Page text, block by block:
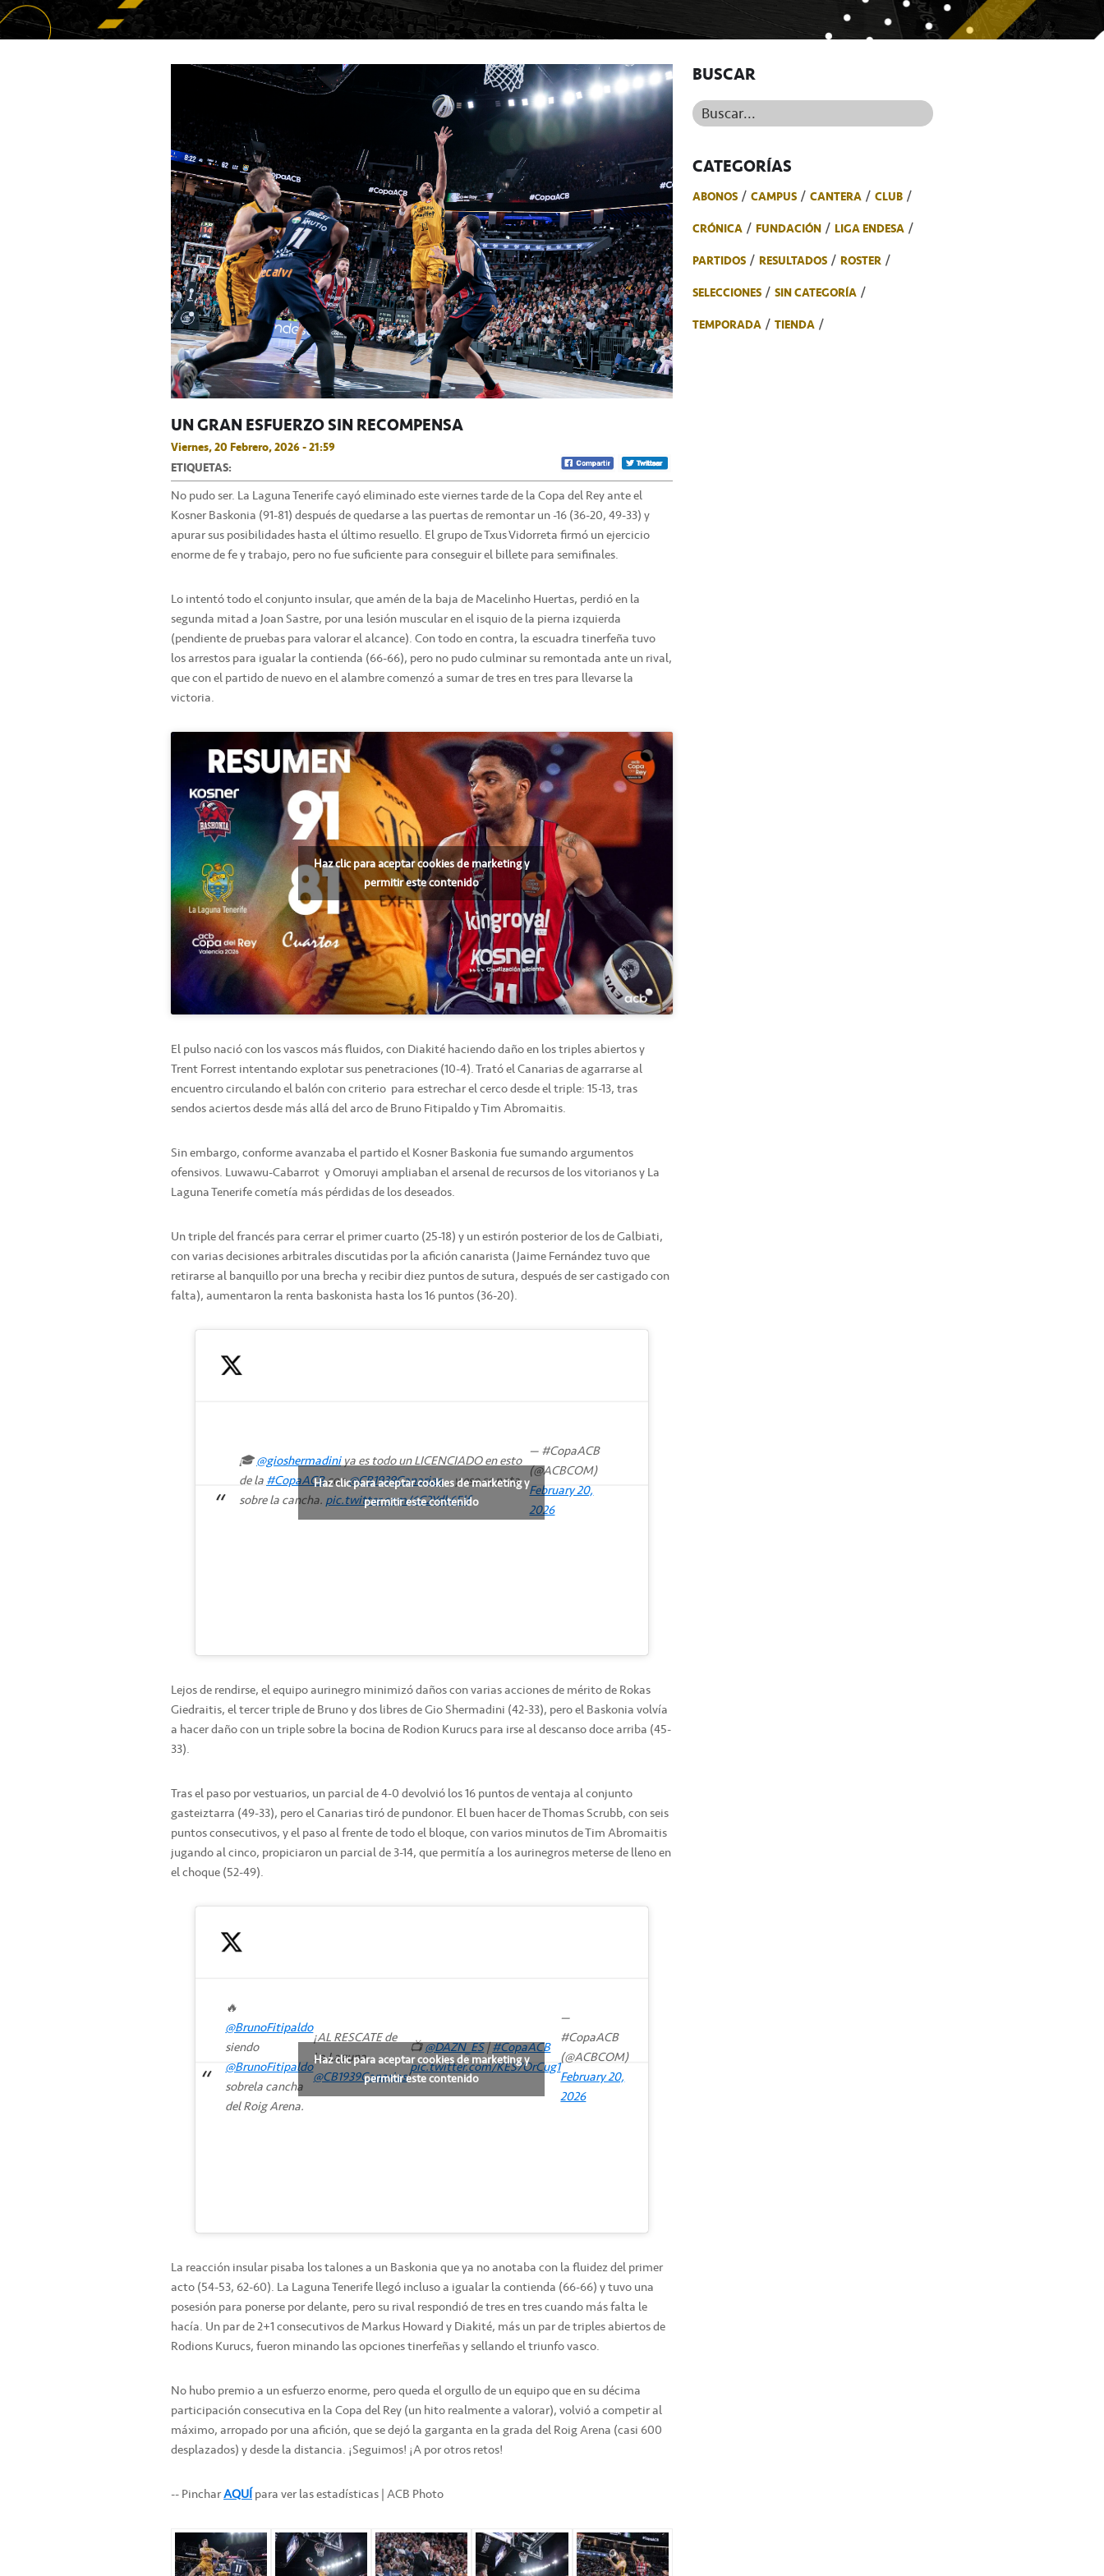
UN GRAN ESFUERZO SIN RECOMPENSA
Viernes, 20 Febrero, 2026 - 21:59
ETIQUETAS:
No pudo ser. La Laguna Tenerife cayó eliminado este viernes tarde de la Copa del Rey ante el
Kosner Baskonia (91-81) después de quedarse a las puertas de remontar un -16 (36-20, 49-33) y
apurar sus posibilidades hasta el último resuello. El grupo de Txus Vidorreta firmó un ejercicio
enorme de fe y trabajo, pero no fue suficiente para conseguir el billete para semifinales.
Lo intentó todo el conjunto insular, que amén de la baja de Macelinho Huertas, perdió en la
segunda mitad a Joan Sastre, por una lesión muscular en el isquio de la pierna izquierda
(pendiente de pruebas para valorar el alcance). Con todo en contra, la escuadra tinerfeña tuvo
los arrestos para igualar la contienda (66-66), pero no pudo culminar su remontada ante un rival,
que con el partido de nuevo en el alambre comenzó a sumar de tres en tres para llevarse la
victoria.
Haz clic para aceptar cookies de marketing y
permitir este contenido
El pulso nació con los vascos más fluidos, con Diakité haciendo daño en los triples abiertos y
Trent Forrest intentando explotar sus penetraciones (10-4). Trató el Canarias de agarrarse al
encuentro circulando el balón con criterio para estrechar el cerco desde el triple: 15-13, tras
sendos aciertos desde más allá del arco de Bruno Fitipaldo y Tim Abromaitis.
Sin embargo, conforme avanzaba el partido el Kosner Baskonia fue sumando argumentos
ofensivos. Luwawu-Cabarrot y Omoruyi ampliaban el arsenal de recursos de los vitorianos y La
Laguna Tenerife cometía más pérdidas de los deseados.
Un triple del francés para cerrar el primer cuarto (25-18) y un estirón posterior de los de Galbiati,
con varias decisiones arbitrales discutidas por la afición canarista (Jaime Fernández tuvo que
retirarse al banquillo por una brecha y recibir diez puntos de sutura, después de ser castigado con
falta), aumentaron la renta baskonista hasta los 16 puntos (36-20).
🎓@gioshermadiniya es todo un LICENCIADO en esto
de la#CopaACBcon@CB1939Canarias… y eso se nota
sobre la cancha.pic.twitter.com/6C2Ydk65lf
— #CopaACB
(@ACBCOM)
February 20,
2026
Haz clic para aceptar cookies de marketing y
permitir este contenido
Lejos de rendirse, el equipo aurinegro minimizó daños con varias acciones de mérito de Rokas
Giedraitis, el tercer triple de Bruno y dos libres de Gio Shermadini (42-33), pero el Baskonia volvía
a hacer daño con un triple sobre la bocina de Rodion Kurucs para irse al descanso doce arriba (45-
33).
Tras el paso por vestuarios, un parcial de 4-0 devolvió los 16 puntos de ventaja al conjunto
gasteiztarra (49-33), pero el Canarias tiró de pundonor. El buen hacer de Thomas Scrubb, con seis
puntos consecutivos, y el paso al frente de todo el bloque, con varios minutos de Tim Abromaitis
jugando al cinco, propiciaron un parcial de 3-14, que permitía a los aurinegros meterse de lleno en
el choque (52-49).
🔥
@BrunoFitipaldo
siendo
@BrunoFitipaldo
sobrela cancha
del Roig Arena.
¡AL RESCATE de
La Laguna
@CB1939Canarias!
📺@DAZN_ES|#CopaACB
pic.twitter.com/KES7OrCug1
—
#CopaACB
(@ACBCOM)
February 20,
2026
Haz clic para aceptar cookies de marketing y
permitir este contenido
La reacción insular pisaba los talones a un Baskonia que ya no anotaba con la fluidez del primer
acto (54-53, 62-60). La Laguna Tenerife llegó incluso a igualar la contienda (66-66) y tuvo una
posesión para ponerse por delante, pero su rival respondió de tres en tres cuando más falta le
hacía. Un par de 2+1 consecutivos de Markus Howard y Diakité, más un par de triples abiertos de
Rodions Kurucs, fueron minando las opciones tinerfeñas y sellando el triunfo vasco.
No hubo premio a un esfuerzo enorme, pero queda el orgullo de un equipo que en su décima
participación consecutiva en la Copa del Rey (un hito realmente a valorar), volvió a competir al
máximo, arropado por una afición, que se dejó la garganta en la grada del Roig Arena (casi 600
desplazados) y desde la distancia. ¡Seguimos! ¡A por otros retos!
-- PincharAQUÍpara ver las estadísticas | ACB Photo
BUSCAR
Buscar...
CATEGORÍAS
ABONOS CAMPUS CANTERA
CLUB
CRÓNICA
FUNDACIÓN
LIGA ENDESA
PARTIDOS
RESULTADOS
ROSTER
SELECCIONES
SIN CATEGORÍA
TEMPORADA
TIENDA